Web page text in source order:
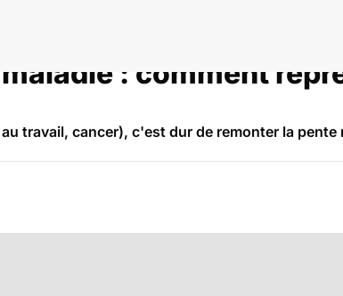
: comment
travail, cancer), c'est dur de remonter la pente